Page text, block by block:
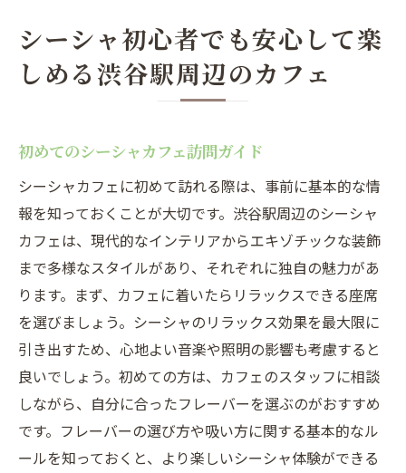
シーシャ初心者でも安心して楽
しめる渋谷駅周辺のカフェ
初めてのシーシャカフェ訪問ガイド
シーシャカフェに初めて訪れる際は、事前に基本的な情
報を知っておくことが大切です。渋谷駅周辺のシーシャ
カフェは、現代的なインテリアからエキゾチックな装飾
まで多様なスタイルがあり、それぞれに独自の魅力があ
ります。まず、カフェに着いたらリラックスできる座席
を選びましょう。シーシャのリラックス効果を最大限に
引き出すため、心地よい音楽や照明の影響も考慮すると
良いでしょう。初めての方は、カフェのスタッフに相談
しながら、自分に合ったフレーバーを選ぶのがおすすめ
です。フレーバーの選び方や吸い方に関する基本的なル
ールを知っておくと、より楽しいシーシャ体験ができる